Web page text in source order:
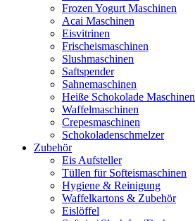
Frozen Yogurt Maschinen
Acai Maschinen
Eisvitrinen
Frischeismaschinen
Slushmaschinen
Saftspender
Sahnemaschinen
Heiße Schokolade Maschinen
Waffelmaschinen
Crepesmaschinen
Schokoladenschmelzer
Zubehör
Eis Aufsteller
Tüllen für Softeismaschinen
Hygiene & Reinigung
Waffelkartons & Zubehör
Eislöffel